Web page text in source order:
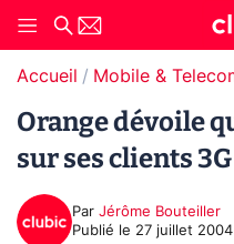
Accueil Mobile &
Orange dévoile
sur ses clients 3G
Par Jérôme Bouteiller
Publié le 27 juillet